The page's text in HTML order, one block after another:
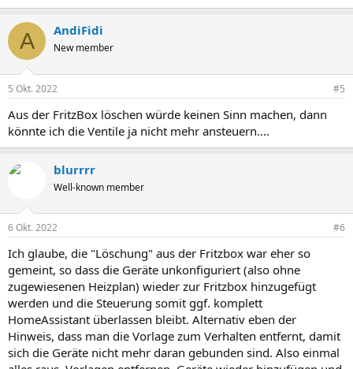
A AndiFidi
New member
5 Okt. 2022 #5
Aus der FritzBox löschen würde keinen Sinn machen, dann
könnte ich die Ventile ja nicht mehr ansteuern....
blurrrr
Well-known member
6 Okt. 2022 #6
Ich glaube, die "Löschung" aus der Fritzbox war eher so
gemeint, so dass die Geräte unkonfiguriert (also ohne
zugewiesenen Heizplan) wieder zur Fritzbox hinzugefügt
werden und die Steuerung somit ggf. komplett
HomeAssistant überlassen bleibt. Alternativ eben der
Hinweis, dass man die Vorlage zum Verhalten entfernt, damit
sich die Geräte nicht mehr daran gebunden sind. Also einmal